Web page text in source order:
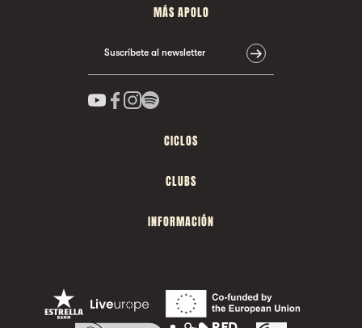
MÁS APOLO
Suscríbete al newsletter
CICLOS
CLUBS
INFORMACIÓN